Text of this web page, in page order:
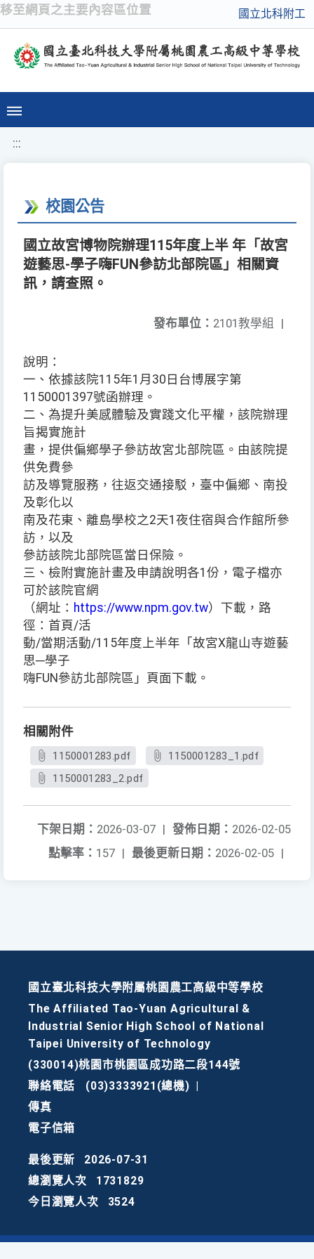
移至網頁之主要內容區位置 國立北科附工
:::
校園公告
國立故宮博物院辦理115年度上半 年「故宮
遊藝思-學子嗨FUN參訪北部院區」相關資
訊，請查照。
發布單位： 2101教學組 |
說明：
一、依據該院115年1月30日台博展字第
1150001397號函辦理。
二、為提升美感體驗及實踐文化平權，該院辦理
旨揭實施計
畫，提供偏鄉學子參訪故宮北部院區。由該院提
供免費參
訪及導覽服務，往返交通接駁，臺中偏鄉、南投
及彰化以
南及花東、離島學校之2天1夜住宿與合作館所參
訪，以及
參訪該院北部院區當日保險。
三、檢附實施計畫及申請說明各1份，電子檔亦
可於該院官網
（網址： https://www.npm.gov.tw）下載，路
徑：首頁/活
動/當期活動/115年度上半年「故宮X龍山寺遊藝
思─學子
嗨FUN參訪北部院區」頁面下載。
相關附件
1150001283.pdf
1150001283_1.pdf
1150001283_2.pdf
發佈日期： 2026-02-05
下架日期： 2026-03-07 |
最後更新日期： 2026-02-05 |
點擊率： 157 |
國立臺北科技大學附屬桃園農工高級中等學校
The Affiliated Tao-Yuan Agricultural &
Industrial Senior High School of National
Taipei University of Technology
(330014)桃園市桃園區成功路二段144號
聯絡電話
(03)3333921(總機)
傳真
電子信箱
最後更新
2026-07-31
總瀏覽人次
1731829
今日瀏覽人次
3524